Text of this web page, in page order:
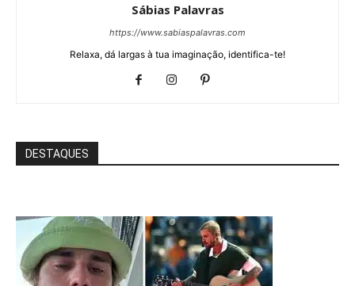
Sábias Palavras
https://www.sabiaspalavras.com
Relaxa, dá largas à tua imaginação, identifica-te!
DESTAQUES